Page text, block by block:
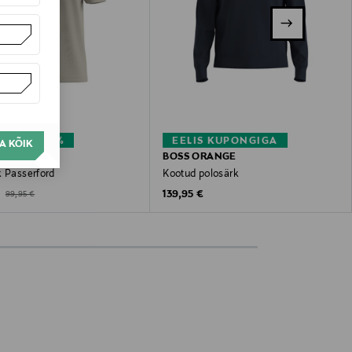
KÕIK
41%
Passerford
Price
Original Price
99,95 €
EELIS KUPONGIGA
BOSS ORANGE
Kootud polosärk
Original Price
139,95 €